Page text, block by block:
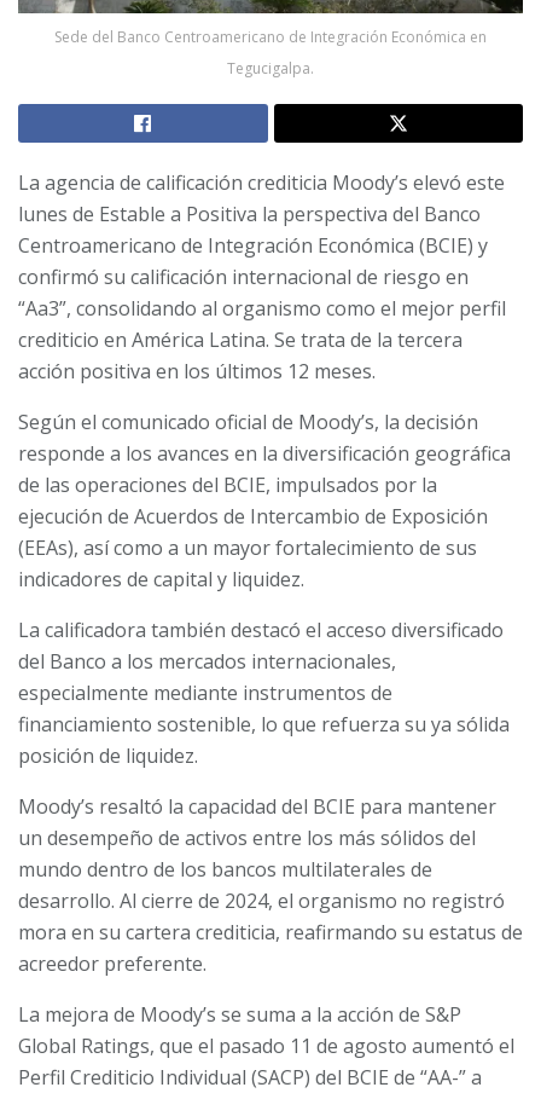
Sede del Banco Centroamericano de Integración Económica en
Tegucigalpa.
La agencia de calificación crediticia Moody’s elevó este
lunes de Estable a Positiva la perspectiva del Banco
Centroamericano de Integración Económica (BCIE) y
confirmó su calificación internacional de riesgo en
“Aa3”, consolidando al organismo como el mejor perfil
crediticio en América Latina. Se trata de la tercera
acción positiva en los últimos 12 meses.
Según el comunicado oficial de Moody’s, la decisión
responde a los avances en la diversificación geográfica
de las operaciones del BCIE, impulsados por la
ejecución de Acuerdos de Intercambio de Exposición
(EEAs), así como a un mayor fortalecimiento de sus
indicadores de capital y liquidez.
La calificadora también destacó el acceso diversificado
del Banco a los mercados internacionales,
especialmente mediante instrumentos de
financiamiento sostenible, lo que refuerza su ya sólida
posición de liquidez.
Moody’s resaltó la capacidad del BCIE para mantener
un desempeño de activos entre los más sólidos del
mundo dentro de los bancos multilaterales de
desarrollo. Al cierre de 2024, el organismo no registró
mora en su cartera crediticia, reafirmando su estatus de
acreedor preferente.
La mejora de Moody’s se suma a la acción de S&P
Global Ratings, que el pasado 11 de agosto aumentó el
Perfil Crediticio Individual (SACP) del BCIE de “AA-” a